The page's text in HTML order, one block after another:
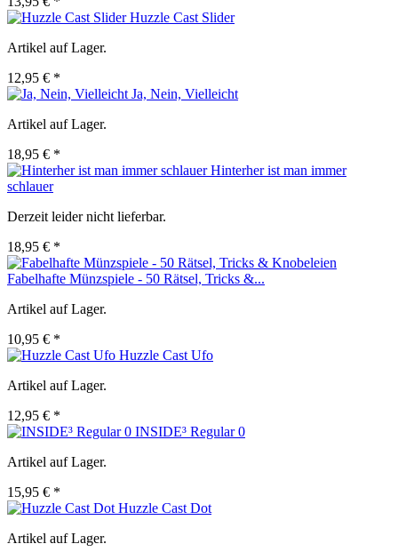
Huzzle Cast Slider
Artikel auf Lager.
12,95 € *
Ja, Nein, Vielleicht
Artikel auf Lager.
18,95 € *
Hinterher ist man immer
schlauer
Derzeit leider nicht lieferbar.
18,95 € *
Fabelhafte Münzspiele - 50 Rätsel, Tricks &...
Artikel auf Lager.
10,95 € *
Huzzle Cast Ufo
Artikel auf Lager.
12,95 € *
INSIDE³ Regular 0
Artikel auf Lager.
15,95 € *
Huzzle Cast Dot
Artikel auf Lager.